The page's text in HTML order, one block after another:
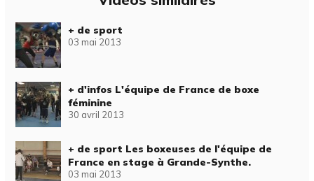
+ de sport
03 mai 2013
+ d'infos L'équipe de France de boxe
féminine
30 avril 2013
+ de sport Les boxeuses de l'équipe de
France en stage à Grande-Synthe.
03 mai 2013